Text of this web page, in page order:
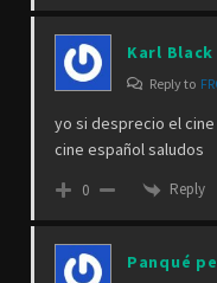
Karl Black
Reply to
yo si desprecio el
cine español saludos
0 Reply
Panqué